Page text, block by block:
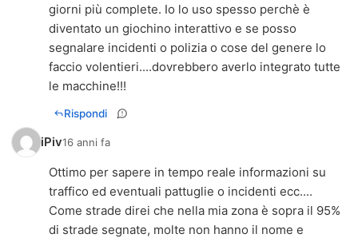
giorni più complete. Io lo uso spesso perchè è
diventato un giochino interattivo e se posso
segnalare incidenti o polizia o cose del genere lo
faccio volentieri....dovrebbero averlo integrato tutte
le macchine!!!
Rispondi
iPiv16 anni fa
Ottimo per sapere in tempo reale informazioni su
traffico ed eventuali pattuglie o incidenti ecc....
Come strade direi che nella mia zona è sopra il 95%
di strade segnate, molte non hanno il nome e